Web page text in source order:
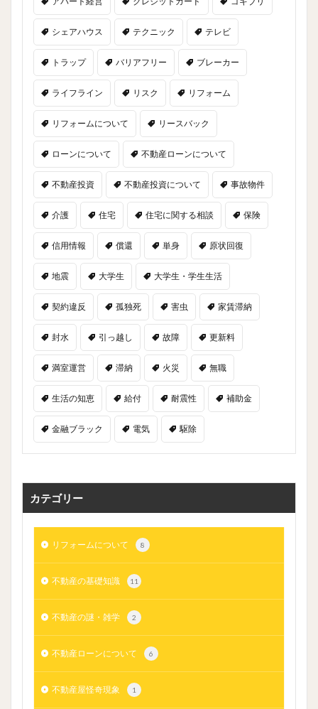
シェアハウス テクニック テレビ
トラップ バリアフリー ブレーカー
ライフライン リスク リフォーム
リフォームについて リースバック
ローンについて 不動産ローンについて
不動産投資 不動産投資について 事故物件
介護 住宅 住宅に関する相談 保険
信用情報 償還 単身 原状回復
地震 大学生 大学生・学生生活
契約違反 孤独死 害虫 家賃滞納
封水 引っ越し 故障 更新料
満室運営 滞納 火災 無職
生活の知恵 給付 耐震性 補助金
金融ブラック 電気 駆除
カテゴリー
リフォームについて 8
不動産の基礎知識 11
不動産の謎・雑学 2
不動産ローンについて 6
不動産屋怪奇現象 1